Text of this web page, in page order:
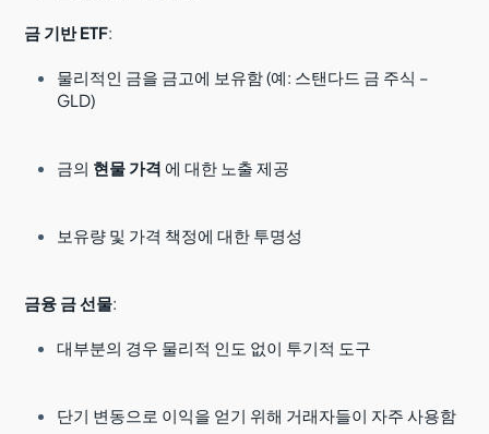
금 기반 ETF:
물리적인 금을 금고에 보유함 (예: 스탠다드 금 주식 –
GLD)
금의 현물 가격 에 대한 노출 제공
보유량 및 가격 책정에 대한 투명성
금융 금 선물:
대부분의 경우 물리적 인도 없이 투기적 도구
단기 변동으로 이익을 얻기 위해 거래자들이 자주 사용함